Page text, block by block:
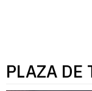
PLAZA DE